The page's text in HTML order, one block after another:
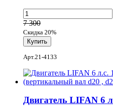
7 300
Скидка 20%
Арт.21-4133
Двигатель LIFAN 6